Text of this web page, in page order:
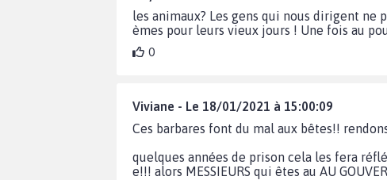
les animaux? Les gens qui nous dirigent
èmes pour leurs vieux jours ! Une fois au
0
Viviane - Le 18/01/2021 à 15:00:09
Ces barbares font du mal aux bêtes!!
quelques années de prison cela les fera
e!!! alors MESSIEURS qui êtes au AU